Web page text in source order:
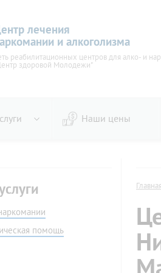
лечения
и алкоголизма
реабилитационных центров для алко- и
здоровой Молодежи"
На дому
Наши цены
Главная
помощь